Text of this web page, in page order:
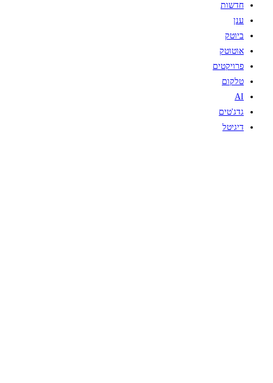
חדשות
ענן
ביוטק
אוטוטק
פרויקטים
טלקום
AI
גדג'טים
דיגיטל